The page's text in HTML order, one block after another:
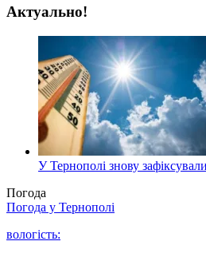
Актуально!
У Тернополі знову
Погода
Погода у Тернополі
вологість: